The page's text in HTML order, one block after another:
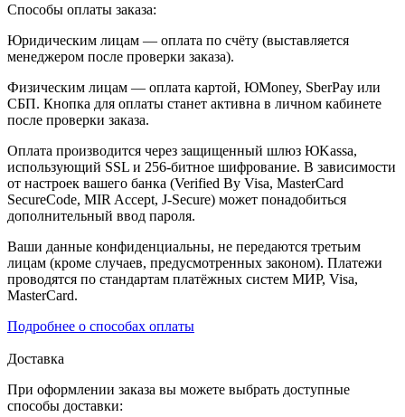
Способы оплаты заказа:
Юридическим лицам — оплата по счёту (выставляется
менеджером после проверки заказа).
Физическим лицам — оплата картой, ЮMoney, SberPay или
СБП. Кнопка для оплаты станет активна в личном кабинете
после проверки заказа.
Оплата производится через защищенный шлюз ЮKassa,
использующий SSL и 256-битное шифрование. В зависимости
от настроек вашего банка (Verified By Visa, MasterCard
SecureCode, MIR Accept, J-Secure) может понадобиться
дополнительный ввод пароля.
Ваши данные конфиденциальны, не передаются третьим
лицам (кроме случаев, предусмотренных законом). Платежи
проводятся по стандартам платёжных систем МИР, Visa,
MasterCard.
Подробнее о способах оплаты
Доставка
При оформлении заказа вы можете выбрать доступные
способы доставки: